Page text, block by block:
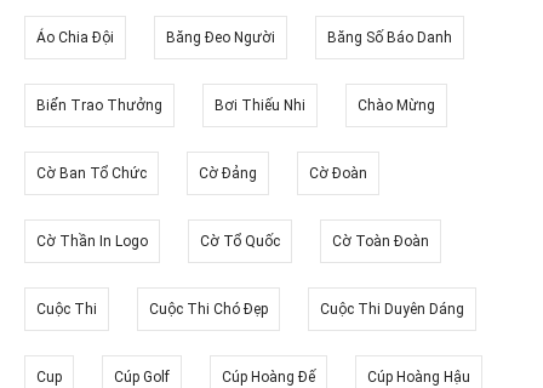
Áo Chia Đội Băng Đeo Người Băng Số Báo Danh
Biển Trao Thưởng Bơi Thiếu Nhi Chào Mừng
Cờ Ban Tổ Chức Cờ Đảng Cờ Đoàn
Cờ Thần In Logo Cờ Tổ Quốc Cờ Toàn Đoàn
Cuộc Thi Cuộc Thi Chó Đẹp Cuộc Thi Duyên Dáng
Cup Cúp Golf Cúp Hoàng Đế Cúp Hoàng Hậu